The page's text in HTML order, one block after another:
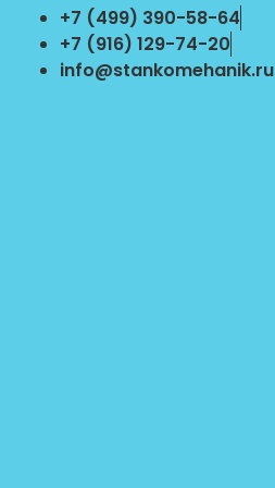
Перейти
содержимому
+7 (499) 390-58-64
+7 (916) 129-74-20
info@stankomehanik.ru